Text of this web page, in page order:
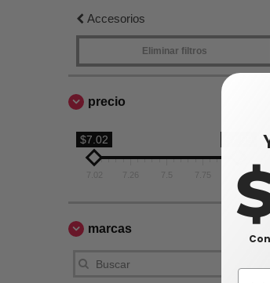
Accesorios
Eliminar filtros
precio
$7.02
7.5 7.75 7.99
marcas